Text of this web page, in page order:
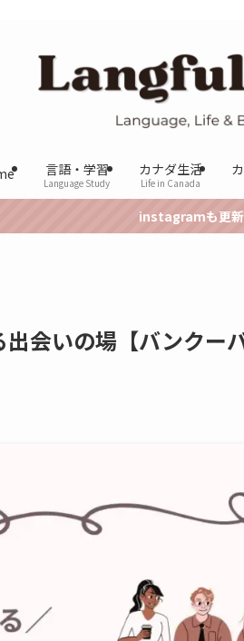
言語・学習
Language Study
カナダ生活
Life in Canada
instagramも更新
会いの場【バンクー